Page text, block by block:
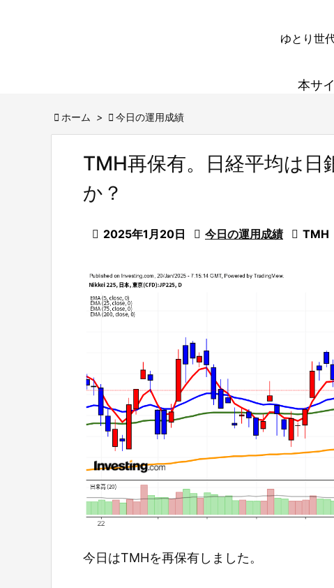
ゆとり世
本サ
 ホーム >  今日の運用成績
TMH再保有。日経平均は日
か？
 2025年1月20日  今日の運用成績  TMH
今日はTMHを再保有しました。